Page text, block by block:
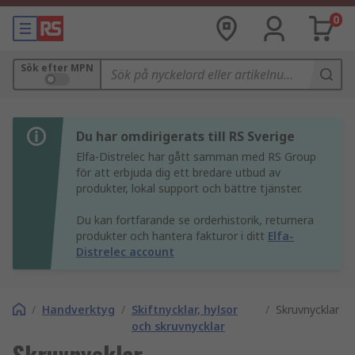
0
Sök efter MPN
Du har omdirigerats till RS Sverige
Elfa-Distrelec har gått samman med RS Group
för att erbjuda dig ett bredare utbud av
produkter, lokal support och bättre tjänster.
Du kan fortfarande se orderhistorik, returnera
produkter och hantera fakturor i ditt Elfa-
Distrelec account
/ Handverktyg / Skiftnycklar, hylsor
och skruvnycklar
/ Skruvnycklar